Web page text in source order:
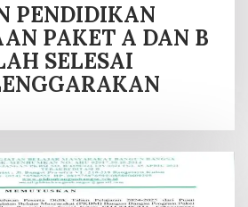
PENDIDIKAN
PAKET A DAN B
SELESAI